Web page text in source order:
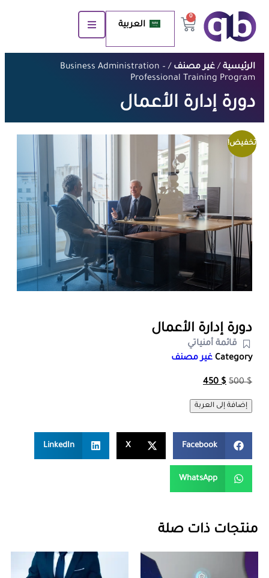
0
العربية
الرئيسية /غير مصنف
/ Business Administration –
Professional Training Program
دورة إدارة الأعمال
تخفيض!
دورة إدارة الأعمال
قائمة أمنياتي
Category غير مصنف
500$
450$
إضافة إلى العربة
Facebook
X
LinkedIn
WhatsApp
منتجات ذات صلة